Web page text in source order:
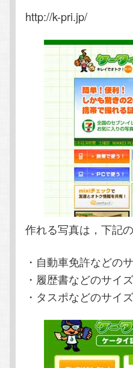
http://k-pri.jp/
作れる写真は，下記
・自動車免許など
・履歴書などのサ
・タスポなどのサ